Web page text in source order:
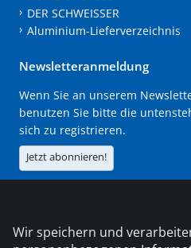
DER SCHWEISSER
Aluminium-Lieferverzeichnis
Newsletteranmeldung
Wenn Sie an unserem
benutzen Sie bitte die
sich zu registrieren.
Jetzt abonnieren!
Die DVS Media GmbH ist
Wir speichern und